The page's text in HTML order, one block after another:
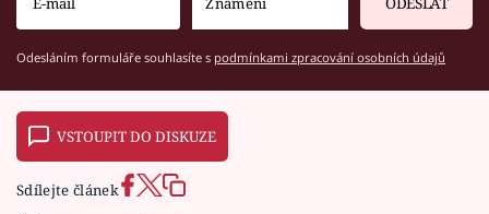
Odesláním formuláře souhlasíte s podmínkami zpracování osobních údajů
VSTOUPIT DO DISKUZE
Sdílejte článek